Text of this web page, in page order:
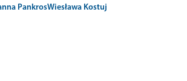
PankrosWiesława Kostuj